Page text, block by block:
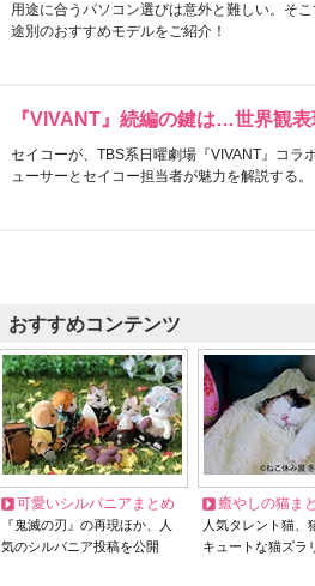
用途に合うパソコン選びは意外と難しい。そ
途別のおすすめモデルをご紹介！
『VIVANT』続編の鍵は…世界観
セイコーが、TBS系日曜劇場『VIVANT』コラ
ューサーとセイコー担当者が魅力を解説する。
おすすめコンテンツ
可愛いシルバニアまとめ
『鬼滅の刃』の再現ほか、人
気のシルバニア投稿を公開
癒やしの猫ま
人気タレント猫
キュートな猫ズラ